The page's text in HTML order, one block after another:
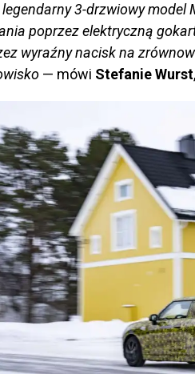
3-drzwiowy
poprzez elektryczną
wyraźny nacisk na
— mówi Stefanie Wurst